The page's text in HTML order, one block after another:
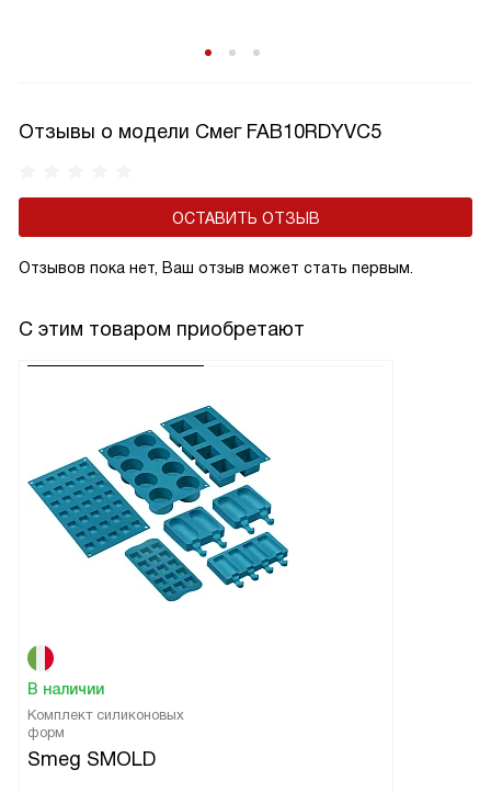
Отзывы о модели Смег FAB10RDYVC5
ОСТАВИТЬ ОТЗЫВ
Отзывов пока нет, Ваш отзыв может стать первым.
С этим товаром приобретают
В наличии
Комплект силиконовых
форм
Smeg SMOLD